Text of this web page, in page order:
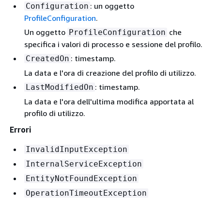
Configuration : un oggetto
ProfileConfiguration.
Un oggetto ProfileConfiguration che
specifica i valori di processo e sessione del profilo.
CreatedOn : timestamp.
La data e l'ora di creazione del profilo di utilizzo.
LastModifiedOn : timestamp.
La data e l'ora dell'ultima modifica apportata al
profilo di utilizzo.
Errori
InvalidInputException
InternalServiceException
EntityNotFoundException
OperationTimeoutException